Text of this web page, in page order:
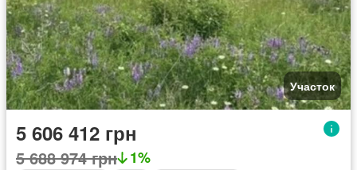
Участок
5 606 412 грн
5 688 974 грн 1%